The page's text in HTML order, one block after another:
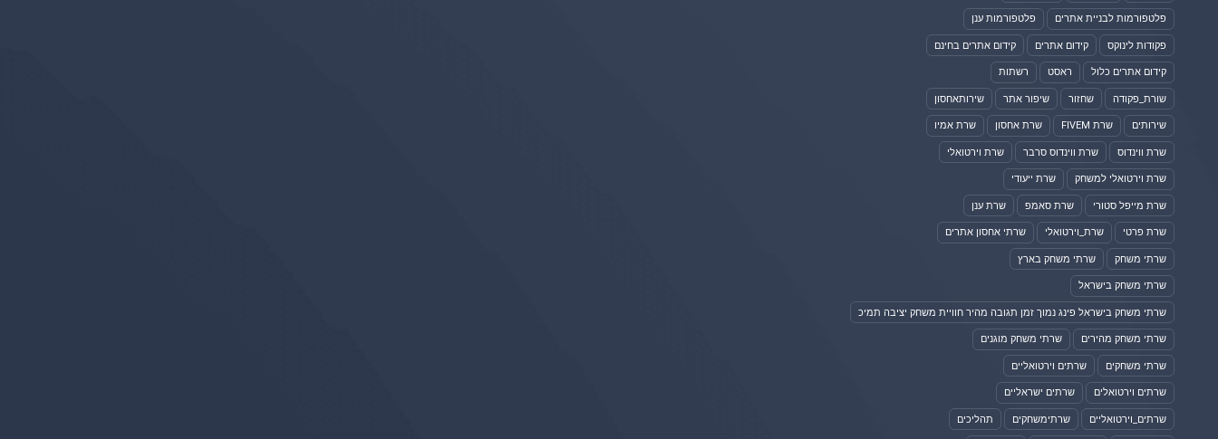
פלטפורמות לבניית אתרים פלטפורמות ענן
פקודות לינוקס קידום אתרים קידום אתרים בחינם
קידום אתרים כלול ראסט רשתות
שורת_פקודה שחזור שיפור אתר שירותאחסון
שירותים שרת FIVEM שרת אחסון שרת אמיו
שרת ווינדוס שרת ווינדוס סרבר שרת וירטואלי
שרת וירטואלי למשחק שרת ייעודי
שרת מייפל סטורי שרת סאמפ שרת ענן
שרת פרטי שרת_וירטואלי שרתי אחסון אתרים
שרתי משחק שרתי משחק בארץ
שרתי משחק בישראל
שרתי משחק בישראל פינג נמוך זמן תגובה מהיר חוויית משחק יציבה תמיכ
שרתי משחק מהירים שרתי משחק מוגנים
שרתי משחקים שרתים וירטואליים
שרתים וירטואלים שרתים ישראליים
שרתים_וירטואליים שרתימשחקים תהליכים